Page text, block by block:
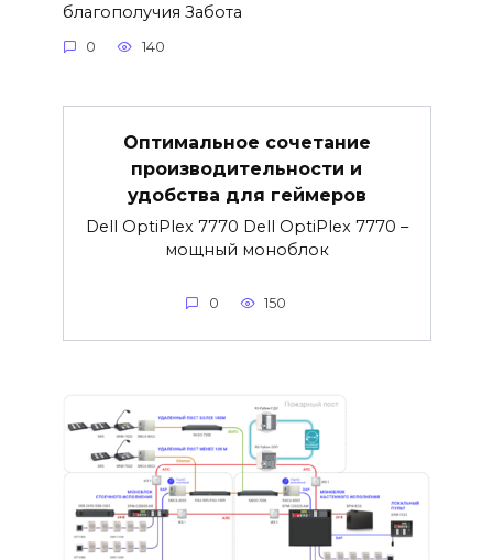
благополучия Забота
0 140
Оптимальное сочетание
производительности и
удобства для геймеров
Dell OptiPlex 7770 Dell OptiPlex 7770 –
мощный моноблок
0 150